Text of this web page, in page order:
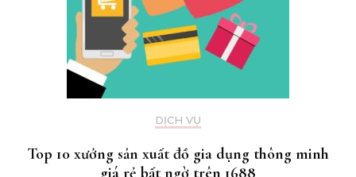
DỊCH VỤ
Top 10 xưởng sản xuất đồ gia dụng thông minh
giá rẻ bất ngờ trên 1688